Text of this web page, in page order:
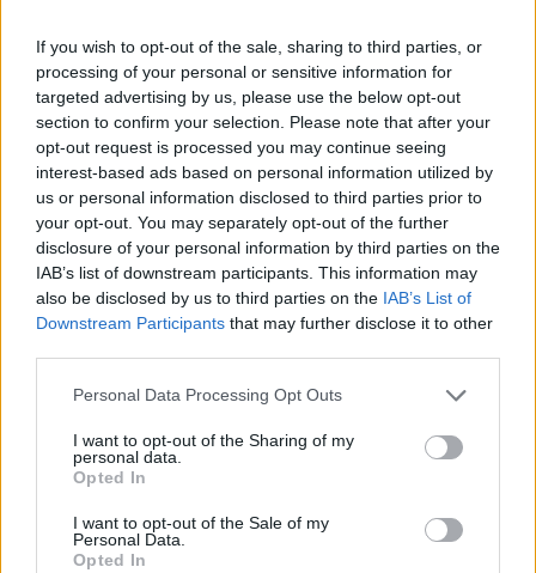
If you wish to opt-out of the sale, sharing to third parties, or
processing of your personal or sensitive information for
targeted advertising by us, please use the below opt-out
section to confirm your selection. Please note that after your
opt-out request is processed you may continue seeing
interest-based ads based on personal information utilized by
us or personal information disclosed to third parties prior to
your opt-out. You may separately opt-out of the further
disclosure of your personal information by third parties on the
IAB’s list of downstream participants. This information may
also be disclosed by us to third parties on the IAB’s List of
Downstream Participants that may further disclose it to other
Personal Data Processing Opt Outs
I want to opt-out of the Sharing of my
personal data.
Opted In
I want to opt-out of the Sale of my
Personal Data.
Opted In
osztalékfizetésre
Portfolio
2010. december 07. 12:44
A válságadó egyik következménye, hogy az
komoly hatással lesz a Magyar Telekom
osztalékfizetésére. Ha folytatódik a különadók
rendszere, akkor hosszabb távon is jelentkezhet a
hatás a vállalat cashflow helyzetére - mondta el
előadásában Christopher Mattheisen, a Magyar
Telekom elnök-vezérigazgatója.
Komoly hatás A külső piac nem hiszi, hogy csak 3 évre szól
az intékedéssor. A külvilág jól látja, hogy 2012 után nagy
válságadók kapcsán a GKI konferenciáján. Nem hallottuk
egyértelműen, hogy mi a kormány szándéka, lesz-e